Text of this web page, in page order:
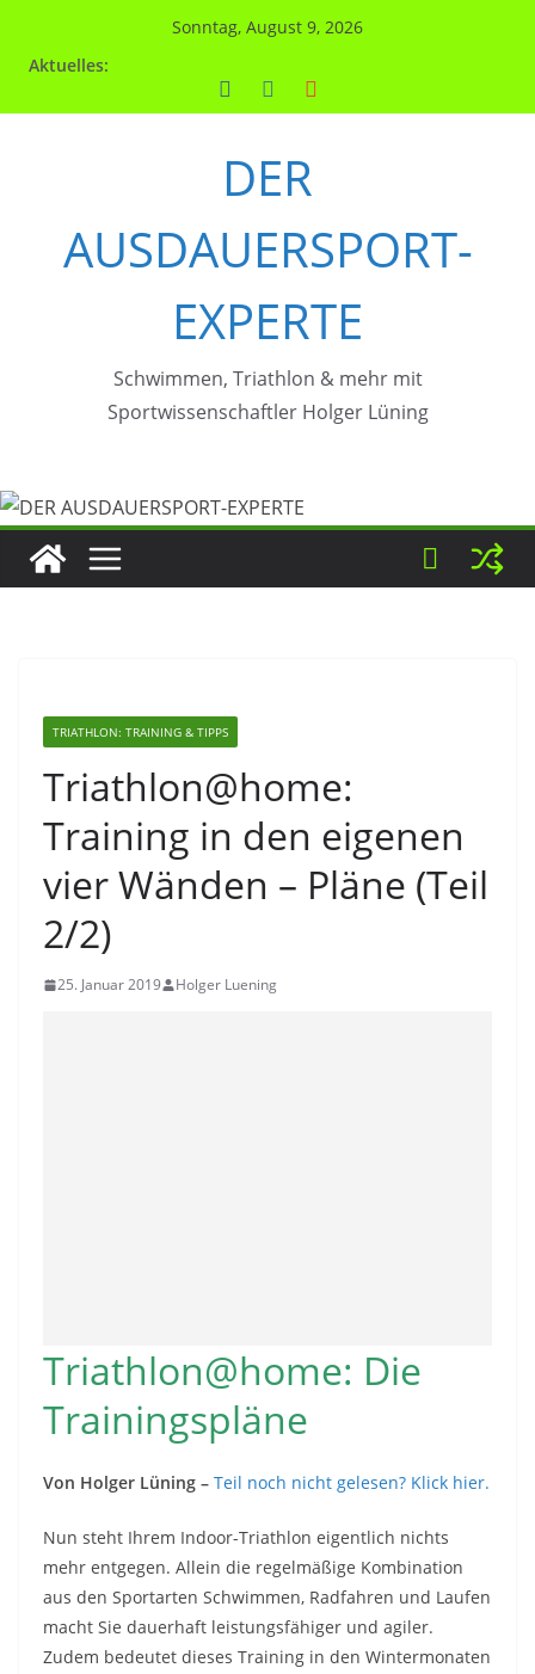
Sonntag, August 9, 2026
Aktuelles:
DER
AUSDAUERSPORT-
EXPERTE
Schwimmen, Triathlon & mehr mit
Sportwissenschaftler Holger Lüning
TRIATHLON: TRAINING & TIPPS
Triathlon@home:
Training in den eigenen
vier Wänden – Pläne (Teil
2/2)
25. Januar 2019 Holger Luening
Triathlon@home: Die
Trainingspläne
Von Holger Lüning – Teil noch nicht gelesen? Klick hier.
Nun steht Ihrem Indoor-Triathlon eigentlich nichts
mehr entgegen. Allein die regelmäßige Kombination
aus den Sportarten Schwimmen, Radfahren und Laufen
macht Sie dauerhaft leistungsfähiger und agiler.
Zudem bedeutet dieses Training in den Wintermonaten